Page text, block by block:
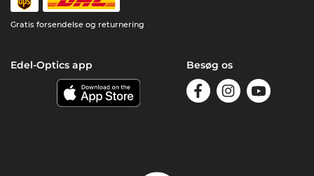
Gratis forsendelse og returnering
Edel-Optics app Besøg os